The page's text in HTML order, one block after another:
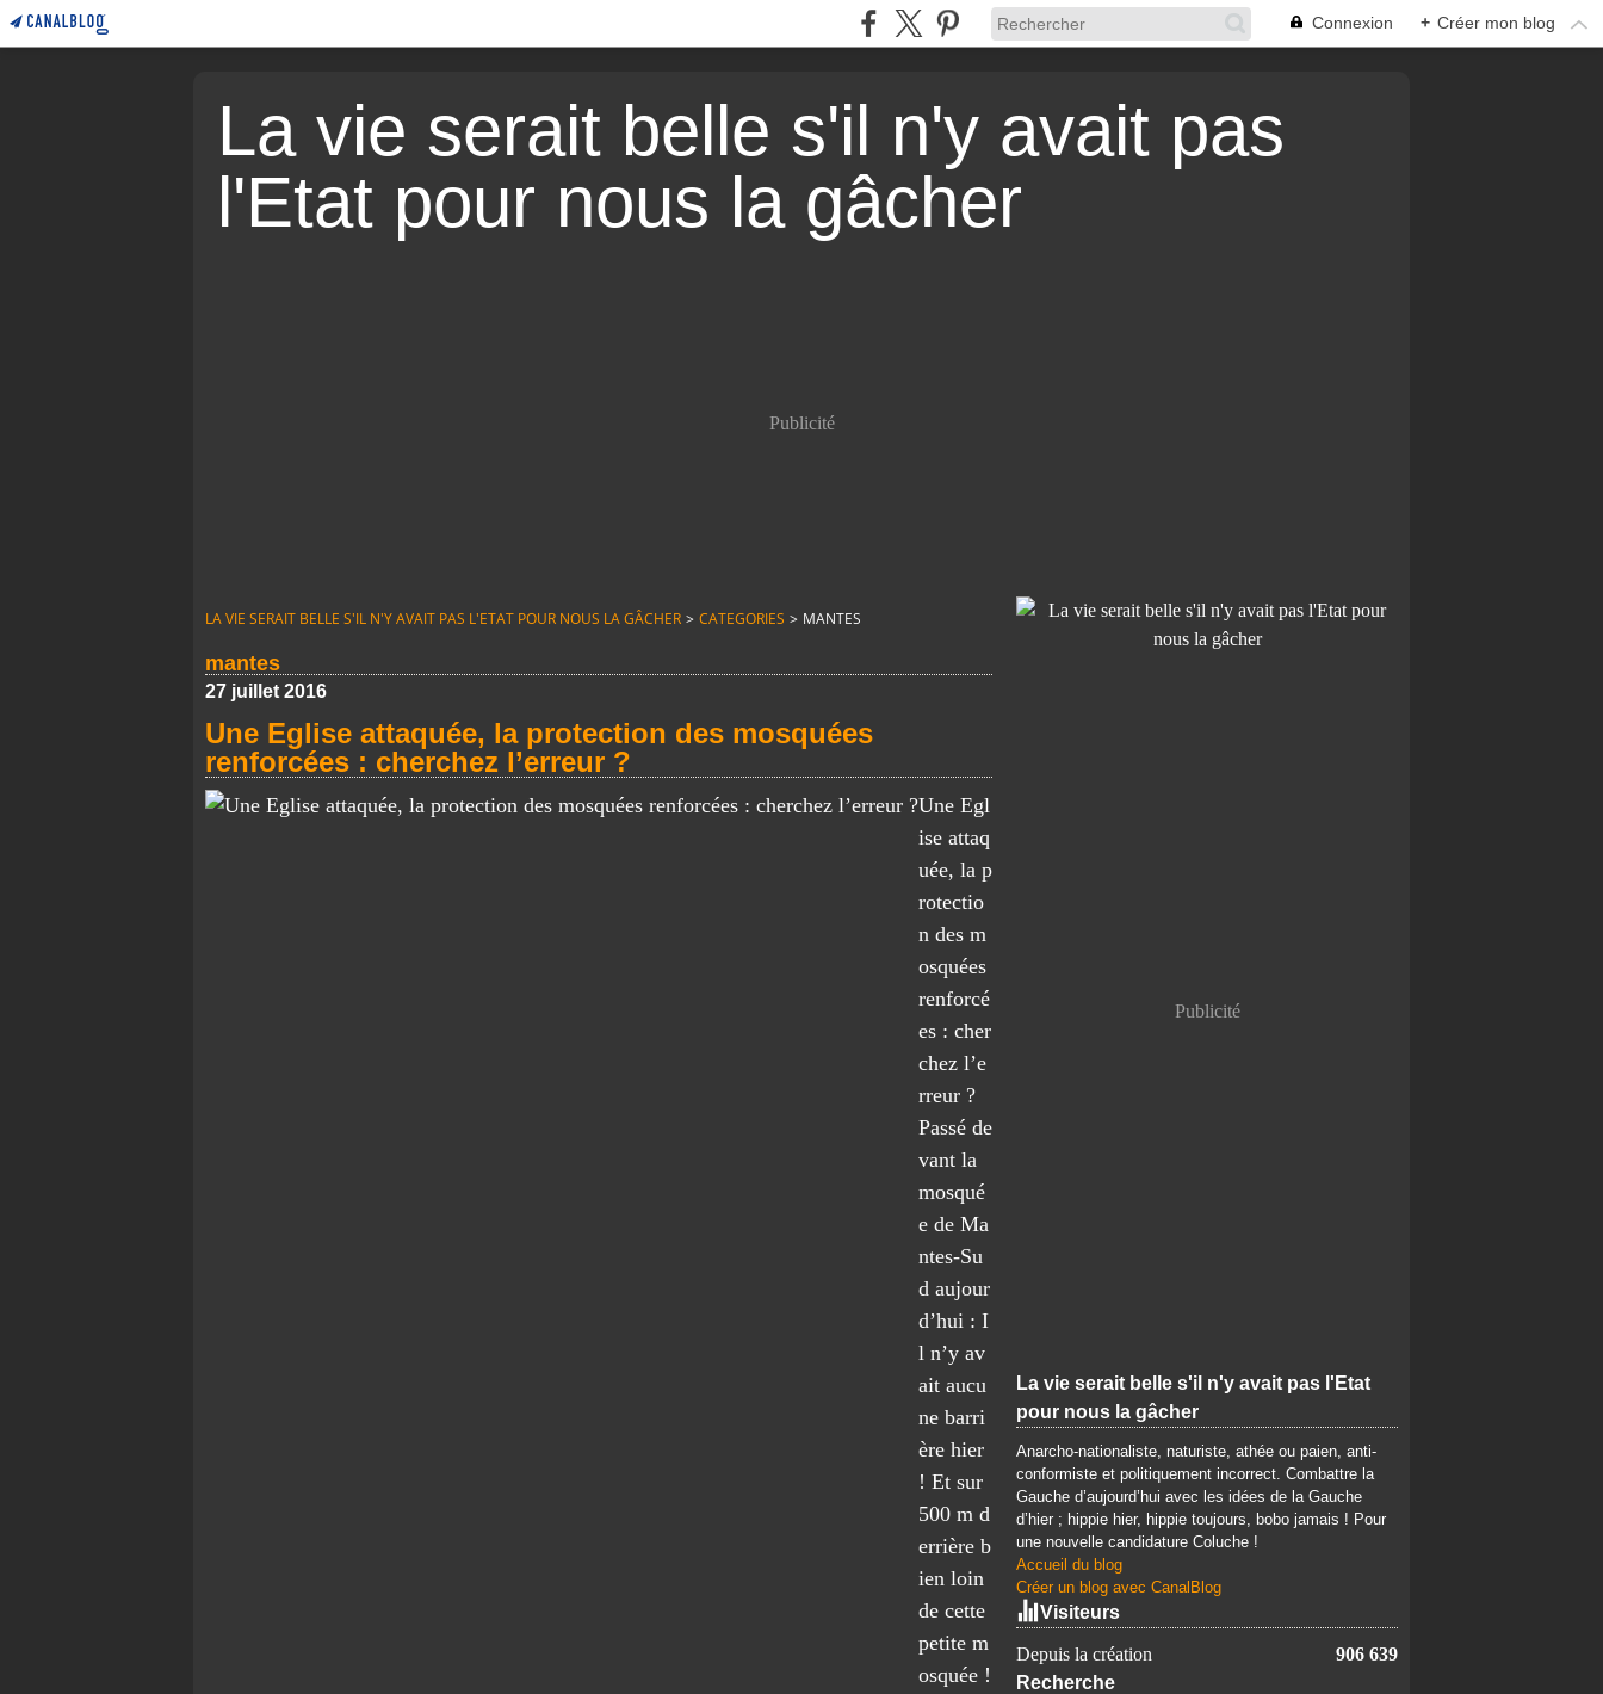
Connexion + Créer mon blog
La vie serait belle s'il n'y avait pas
l'Etat pour nous la gâcher
Publicité
LA VIE SERAIT BELLE S'IL N'Y AVAIT PAS L'ETAT POUR NOUS LA GÂCHER > CATEGORIES > MANTES
mantes
27 juillet 2016
Une Eglise attaquée, la protection des mosquées
renforcées : cherchez l’erreur ?
Une Egl
ise attaq
uée, la p
rotectio
n des m
osquées
renforcé
es : cher
chez l’e
rreur ?
Passé de
vant la
mosqué
e de Ma
ntes-Su
d aujour
d’hui : I
l n’y av
ait aucu
ne barri
ère hier
! Et sur
500 m d
errière b
ien loin
de cette
petite m
osquée !
Publicité
La vie serait belle s'il n'y avait pas l'Etat
pour nous la gâcher
Anarcho-nationaliste, naturiste, athée ou paien, anti-
conformiste et politiquement incorrect. Combattre la
Gauche d’aujourd’hui avec les idées de la Gauche
d’hier ; hippie hier, hippie toujours, bobo jamais ! Pour
une nouvelle candidature Coluche !
Accueil du blog
Créer un blog avec CanalBlog
Visiteurs
Depuis la création
906 639
Recherche